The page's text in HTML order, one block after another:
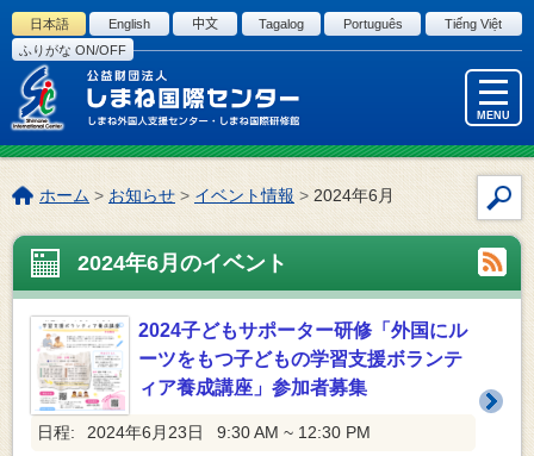
このページの本文へ
日本語 English 中文 Tagalog Português
Tiếng Việt
ふりがな ON/OFF
MENU
イ
ト
内
こ
の
ペ
ジ
ホーム> お知らせ> イベント情報 >2024年6月
2024年6月のイベント
2024子どもサポーター研修「外国にル
ーツをもつ子どもの学習支援ボランテ
ィア養成講座」参加者募集
日程: 2024年6月23日 9:30 AM ~ 12:30 PM